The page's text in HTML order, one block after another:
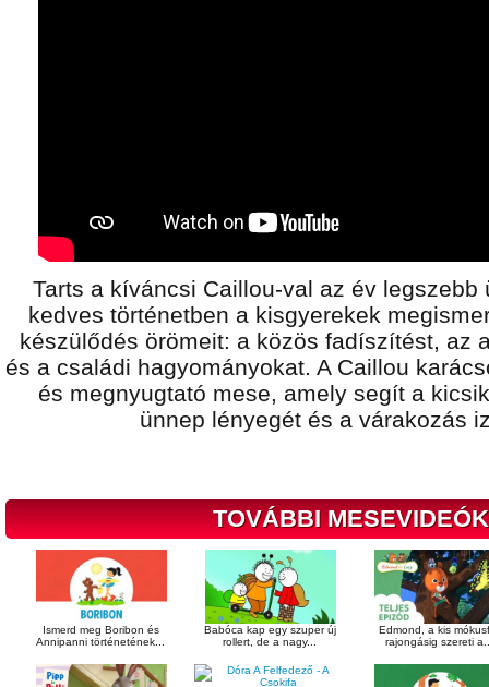
Tarts a kíváncsi Caillou-val az év legszebb
kedves történetben a kisgyerekek
készülődés örömeit: a közös fadíszítést, az
és a családi hagyományokat. A Caillou
és megnyugtató mese, amely segít a
ünnep lényegét és a várakozás
TOVÁBBI
Ismerd meg Boribon és
Annipanni történetének...
Babóca kap egy szuper új
rollert, de a nagy...
Edmond, a kis
rajongásig szereti